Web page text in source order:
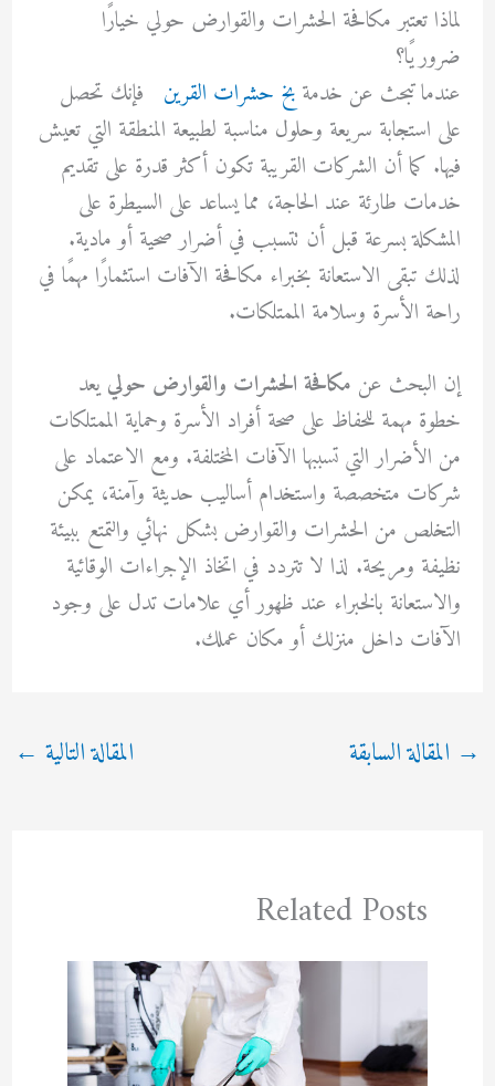
لماذا تعتبر مكافحة الحشرات والقوارض حولي خيارًا
ضروريًا؟
عندما تبحث عن خدمة بخ حشرات القرين فإنك تحصل
على استجابة سريعة وحلول مناسبة لطبيعة المنطقة التي تعيش
فيها. كما أن الشركات القريبة تكون أكثر قدرة على تقديم
خدمات طارئة عند الحاجة، مما يساعد على السيطرة على
المشكلة بسرعة قبل أن تتسبب في أضرار صحية أو مادية.
لذلك تبقى الاستعانة بخبراء مكافحة الآفات استثمارًا مهمًا في
راحة الأسرة وسلامة الممتلكات.
إن البحث عن مكافحة الحشرات والقوارض حولييعد
خطوة مهمة للحفاظ على صحة أفراد الأسرة وحماية الممتلكات
من الأضرار التي تسببها الآفات المختلفة. ومع الاعتماد على
شركات متخصصة واستخدام أساليب حديثة وآمنة، يمكن
التخلص من الحشرات والقوارض بشكل نهائي والتمتع ببيئة
نظيفة ومريحة. لذا لا تتردد في اتخاذ الإجراءات الوقائية
والاستعانة بالخبراء عند ظهور أي علامات تدل على وجود
الآفات داخل منزلك أو مكان عملك.
→ المقالة السابقة المقالة التالية ←
Related Posts